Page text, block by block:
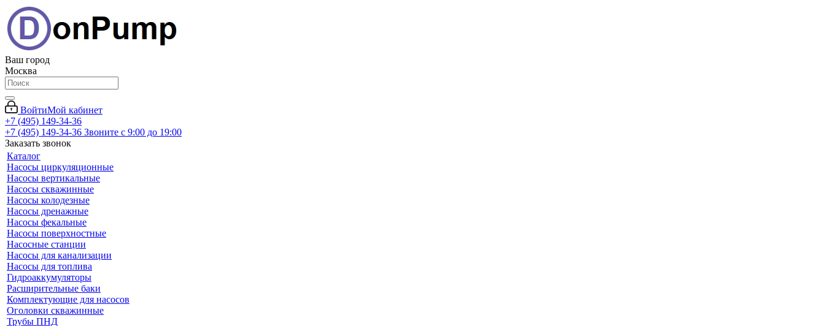
Ваш город
Москва
ВойтиМой кабинет
+7 (495) 149-34-36
+7 (495) 149-34-36 Звоните с 9:00 до 19:00
Заказать звонок
Каталог
Насосы циркуляционные
Насосы вертикальные
Насосы скважинные
Насосы колодезные
Насосы дренажные
Насосы фекальные
Насосы поверхностные
Насосные станции
Насосы для канализации
Насосы для топлива
Гидроаккумуляторы
Расширительные баки
Комплектующие для насосов
Оголовки скважинные
Трубы ПНД